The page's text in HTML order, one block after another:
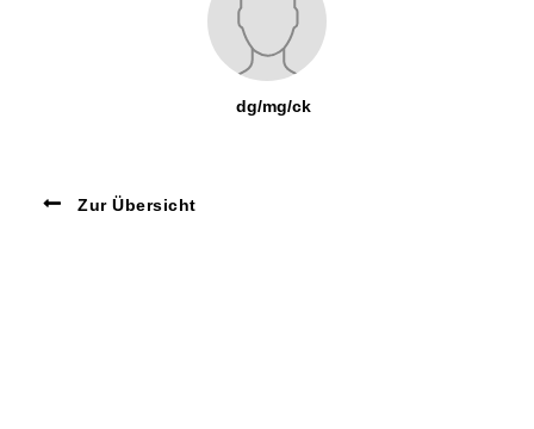
dg/mg/ck
Zur Übersicht